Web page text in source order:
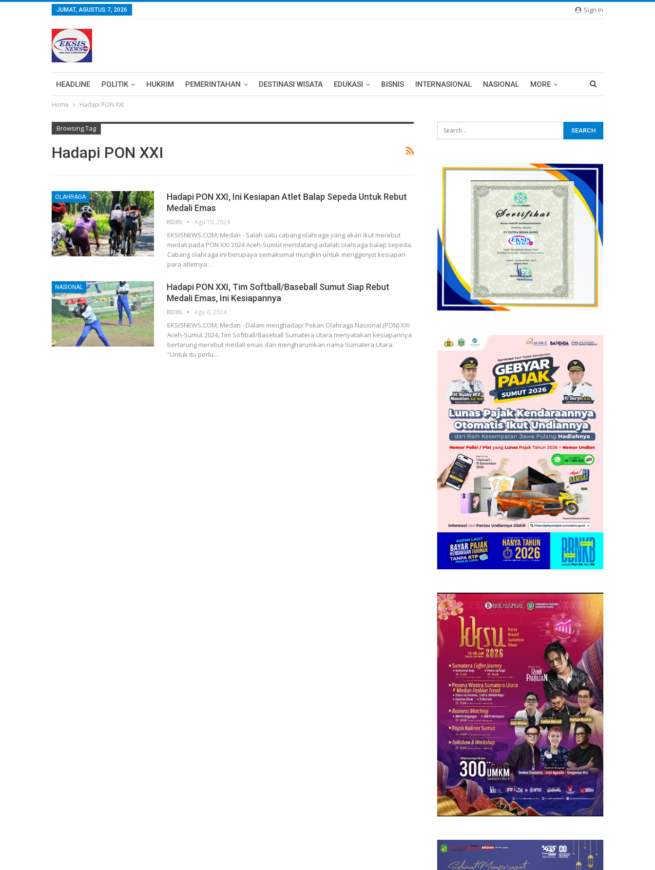
Sign In
JUMAT, AGUSTUS 7, 2026
HEADLINE POLITIK HUKRIM PEMERINTAHAN DESTINASI WISATA EDUKASI BISNIS INTERNASIONAL NASIONAL MORE
Home Hadapi PON XXI
Browsing Tag
Hadapi PON XXI
OLAHRAGA
Hadapi PON XXI, Ini Kesiapan Atlet Balap Sepeda Untuk Rebut
Medali Emas
RIDIN Agu 10, 2024
EKSISNEWS.COM, Medan - Salah satu cabang olahraga yang akan ikut merebut
medali pada PON XXI 2024 Aceh-Sumut mendatang adalah olahraga balap sepeda.
Cabang olahraga ini berupaya semaksimal mungkin untuk menggenjot kesiapan
para atletnya…
NASIONAL
Hadapi PON XXI, Tim Softball/Baseball Sumut Siap Rebut
Medali Emas, Ini Kesiapannya
RIDIN Agu 6, 2024
EKSISNEWS.COM, Medan - Dalam menghadapi Pekan Olahraga Nasional (PON) XXI
Aceh-Sumut 2024, Tim Softball/Baseball Sumatera Utara menyatakan kesiapannya
bertarung merebut medali emas dan mengharumkan nama Sumatera Utara.
"Untuk itu perlu…